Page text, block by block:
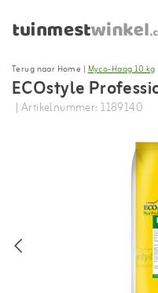
Terug naar Home |Myco-Haag 10 kg
ECOstyle
| Artikelnummer: 1189140